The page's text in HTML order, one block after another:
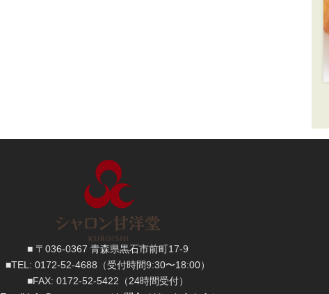
■ 〒036-0367 青森県黒石市前町17-9
■TEL: 0172-52-4688 （受付時間9:30〜18:00）
■FAX: 0172-52-5422 （24時間受付）